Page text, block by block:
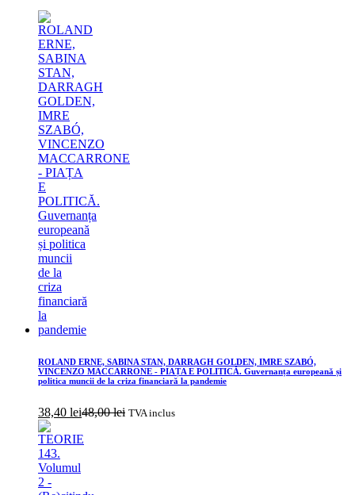
ROLAND ERNE, SABINA STAN, DARRAGH GOLDEN, IMRE SZABÓ,
VINCENZO MACCARRONE - PIAȚA E POLITICĂ. Guvernanța europeană și
politica muncii de la criza financiară la pandemie
38,40 lei48,00lei TVA inclus